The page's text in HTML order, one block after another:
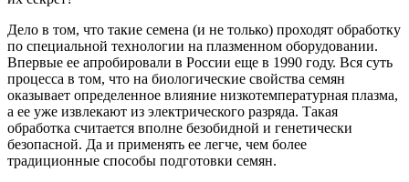
Дело в том, что такие семена (и не только) проходят обработку
по специальной технологии на плазменном оборудовании.
Впервые ее апробировали в России еще в 1990 году. Вся суть
процесса в том, что на биологические свойства семян
оказывает определенное влияние низкотемпературная плазма,
а ее уже извлекают из электрического разряда. Такая
обработка считается вполне безобидной и генетически
безопасной. Да и применять ее легче, чем более
традиционные способы подготовки семян.